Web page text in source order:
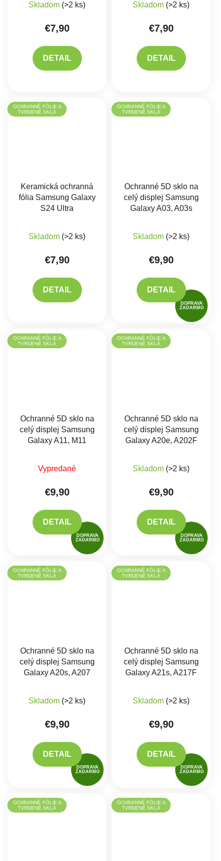
Skladom (>2 ks)
€7,90
DETAIL
Skladom (>2 ks)
€7,90
DETAIL
OCHRANNÉ FÓLIE A
TVRDENÉ SKLÁ
Keramická ochranná
fólia Samsung Galaxy
S24 Ultra
Skladom (>2 ks)
€7,90
DETAIL
OCHRANNÉ FÓLIE A
TVRDENÉ SKLÁ
DOPRAVA
ZADARMO
Ochranné 5D sklo na
celý displej Samsung
Galaxy A03, A03s
Skladom (>2 ks)
€9,90
DETAIL
OCHRANNÉ FÓLIE A
TVRDENÉ SKLÁ
DOPRAVA
ZADARMO
Ochranné 5D sklo na
celý displej Samsung
Galaxy A11, M11
Vypredané
€9,90
DETAIL
OCHRANNÉ FÓLIE A
TVRDENÉ SKLÁ
DOPRAVA
ZADARMO
Ochranné 5D sklo na
celý displej Samsung
Galaxy A20e, A202F
Skladom (>2 ks)
€9,90
DETAIL
OCHRANNÉ FÓLIE A
TVRDENÉ SKLÁ
DOPRAVA
ZADARMO
Ochranné 5D sklo na
celý displej Samsung
Galaxy A20s, A207
Skladom (>2 ks)
€9,90
DETAIL
OCHRANNÉ FÓLIE A
TVRDENÉ SKLÁ
DOPRAVA
ZADARMO
Ochranné 5D sklo na
celý displej Samsung
Galaxy A21s, A217F
Skladom (>2 ks)
€9,90
DETAIL
OCHRANNÉ FÓLIE A
TVRDENÉ SKLÁ
OCHRANNÉ FÓLIE A
TVRDENÉ SKLÁ